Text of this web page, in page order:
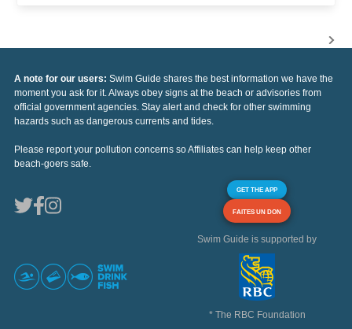
A note for our users: Swim Guide shares the best information we have the
moment you ask for it. Always obey signs at the beach or advisories from
official government agencies. Stay alert and check for other swimming
hazards such as dangerous currents and tides.
Please report your pollution concerns so Affiliates can help keep other
beach-goers safe.
GET THE APP
FAITES UN DON
Swim Guide is supported by
* The RBC Foundation